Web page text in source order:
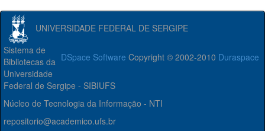
UNIVERSIDADE FEDERAL DE SERGIPE
DSpace Software Copyright © 2002-2010 Duraspace
Sistema de
Bibliotecas da
Universidade
Federal de Sergipe - SIBIUFS
Núcleo de Tecnologia da Informação - NTI
repositorio@academico.ufs.br